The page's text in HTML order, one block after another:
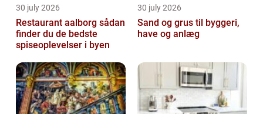
30 july 2026
Restaurant aalborg sådan
finder du de bedste
spiseoplevelser i byen
30 july 2026
Sand og grus til byggeri,
have og anlæg